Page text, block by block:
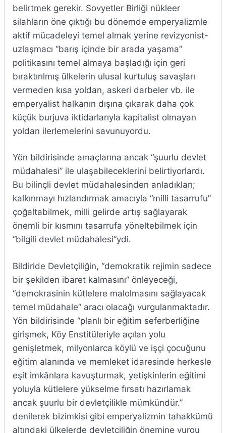
belirtmek gerekir. Sovyetler Birliği nükleer
silahların öne çıktığı bu dönemde emperyalizmle
aktif mücadeleyi temel almak yerine revizyonist-
uzlaşmacı “barış içinde bir arada yaşama”
politikasını temel almaya başladığı için geri
bıraktırılmış ülkelerin ulusal kurtuluş savaşları
vermeden kısa yoldan, askeri darbeler vb. ile
emperyalist halkanın dışına çıkarak daha çok
küçük burjuva iktidarlarıyla kapitalist olmayan
yoldan ilerlemelerini savunuyordu.
Yön bildirisinde amaçlarına ancak “şuurlu devlet
müdahalesi” ile ulaşabileceklerini belirtiyorlardı.
Bu bilinçli devlet müdahalesinden anladıkları;
kalkınmayı hızlandırmak amacıyla “milli tasarrufu”
çoğaltabilmek, milli gelirde artış sağlayarak
önemli bir kısmını tasarrufa yöneltebilmek için
“bilgili devlet müdahalesi”ydi.
Bildiride Devletçiliğin, “demokratik rejimin sadece
bir şekilden ibaret kalmasını” önleyeceği,
“demokrasinin kütlelere malolmasını sağlayacak
temel müdahale” aracı olacağı vurgulanmaktadır.
Yön bildirisinde “planlı bir eğitim seferberliğine
girişmek, Köy Enstitüleriyle açılan yolu
genişletmek, milyonlarca köylü ve işçi çocuğunu
eğitim alanında ve memleket idaresinde herkesle
eşit imkânlara kavuşturmak, yetişkinlerin eğitimi
yoluyla kütlelere yükselme fırsatı hazırlamak
ancak şuurlu bir devletçilikle mümkündür.”
denilerek bizimkisi gibi emperyalizmin tahakkümü
altındaki ülkelerde devletçiliğin önemine vurgu